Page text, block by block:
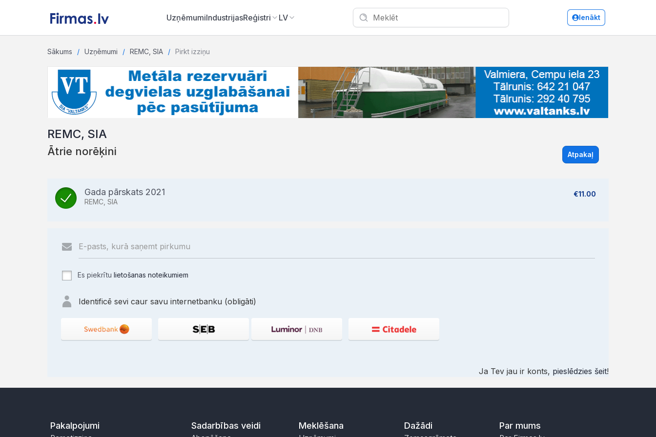
UzņēmumiIndustrijasReģistri LV Ienākt
Sākums Uzņēmumi REMC, SIA Pirkt izziņu
REMC, SIA
Ātrie norēķini Atpakaļ
Gada pārskats 2021
REMC, SIA
€11.00
Es piekrītu lietošanas noteikumiem
Identificē sevi caur savu internetbanku (obligāti)
Ja Tev jau ir konts, pieslēdzies šeit!
Pakalpojumi Sadarbības veidi Meklēšana Dažādi Par mums